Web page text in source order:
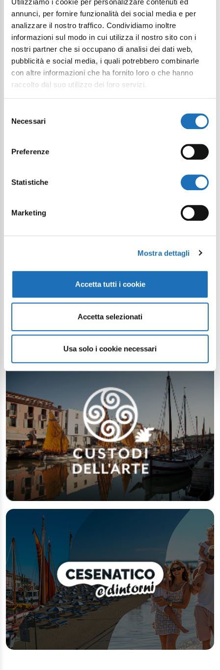
annunci, per fornire funzionalità dei social media e per
analizzare il nostro traffico. Condividiamo inoltre
informazioni sul modo in cui utilizza il nostro sito con i
nostri partner che si occupano di analisi dei dati web,
pubblicità e social media, i quali potrebbero combinarle
con altre informazioni che ha fornito loro o che hanno
raccolto dal suo utilizzo dei loro servizi.
delNecessari
Preferenze
Statistiche
Marketing
Mostra dettagli
Accetta tutti i cookie
Accetta selezionati
Usa solo i cookie necessari